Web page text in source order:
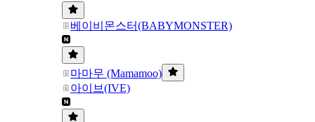
베이비몬스터(BABYMONSTER)
마마무 (Mamamoo)
아이브(IVE)